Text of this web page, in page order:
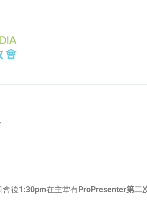
會後1:30pm在主堂有ProPresenter第二